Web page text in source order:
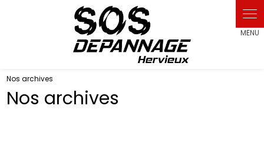
Nos archives
Nos archives
Panneau de gestion des cookies